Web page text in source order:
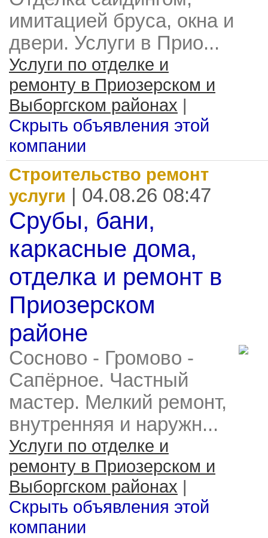
имитацией бруса, окна и
двери. Услуги в Прио...
Услуги по отделке и
ремонту в Приозерском и
Выборгском районах |
Скрыть объявления этой
компании
Строительство ремонт
услуги
| 04.08.26 08:47
Срубы, бани,
каркасные дома,
отделка и ремонт в
Приозерском
районе
Сосново - Громово -
Сапёрное. Частный
мастер. Мелкий ремонт,
внутренняя и наружн...
Услуги по отделке и
ремонту в Приозерском и
Выборгском районах |
Скрыть объявления этой
компании